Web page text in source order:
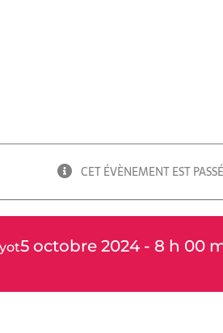
CET ÉVÈNEMENT EST
5 octobre 2024 - 8 h 00